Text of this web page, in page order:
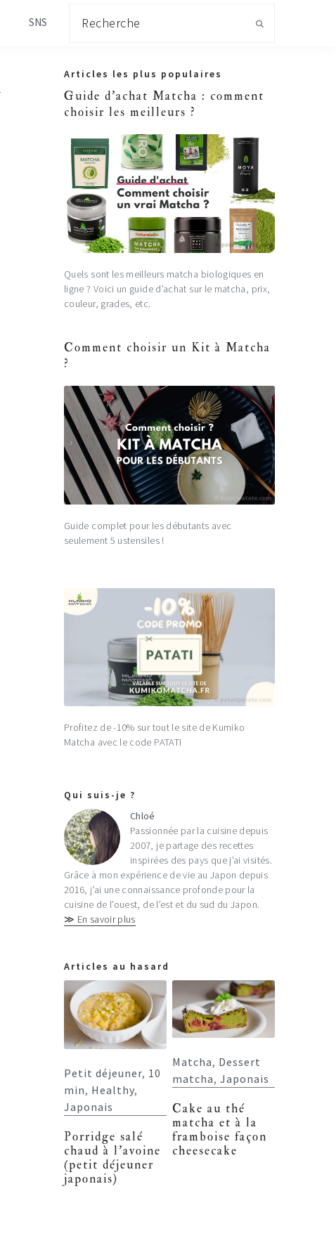
SNS
Primary
Sidebar
Articles les plus populaires
Guide d'achat Matcha : comment
choisir les meilleurs ?
Quels sont les meilleurs matcha biologiques en
ligne ? Voici un guide d’achat sur le matcha, prix,
couleur, grades, etc.
Comment choisir un Kit à Matcha
?
Guide complet pour les débutants avec
seulement 5 ustensiles !
Profitez de -10% sur tout le site de Kumiko
Matcha avec le code PATATI
Qui suis-je ?
Chloé
Passionnée par la cuisine depuis
2007, je partage des recettes
inspirées des pays que j’ai visités.
Grâce à mon expérience de vie au Japon depuis
2016, j’ai une connaissance profonde pour la
cuisine de l’ouest, de l’est et du sud du Japon.
≫ En savoir plus
Articles au hasard
Petit déjeuner, 10
min, Healthy,
Japonais
Porridge salé
chaud à l’avoine
(petit déjeuner
japonais)
Matcha, Dessert
matcha, Japonais
Cake au thé
matcha et à la
framboise façon
cheesecake